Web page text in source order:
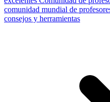
comunidad mundial de
consejos y herramientas